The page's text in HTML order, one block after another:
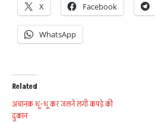
X Facebook
WhatsApp
Related
अचानक धू-धू कर जलने लगी कपड़े की
दुकान